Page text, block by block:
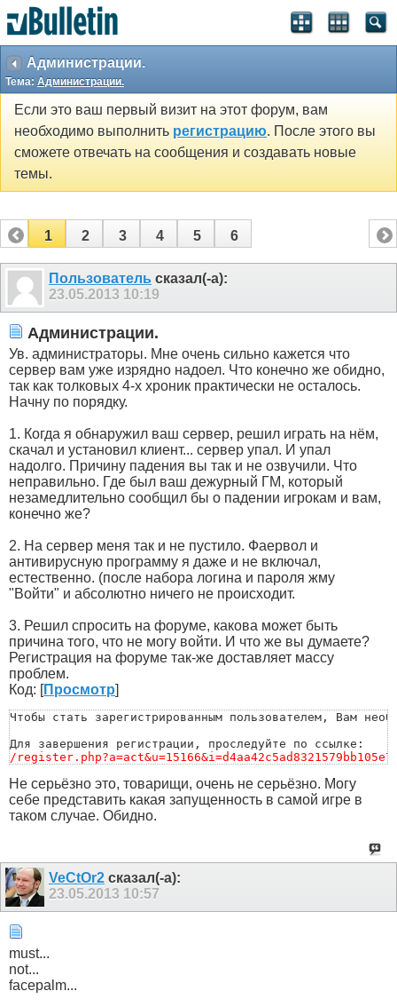
Администрации.
Тема: Администрации.
Если это ваш первый визит на этот форум, вам
необходимо выполнить регистрацию. После этого вы
сможете отвечать на сообщения и создавать новые
темы.
1 2 3 4 5 6
Пользователь сказал(-а):
23.05.2013 10:19
Администрации.
Ув. администраторы. Мне очень сильно кажется что
сервер вам уже изрядно надоел. Что конечно же обидно,
так как толковых 4-х хроник практически не осталось.
Начну по порядку.
1. Когда я обнаружил ваш сервер, решил играть на нём,
скачал и установил клиент... сервер упал. И упал
надолго. Причину падения вы так и не озвучили. Что
неправильно. Где был ваш дежурный ГМ, который
незамедлительно сообщил бы о падении игрокам и вам,
конечно же?
2. На сервер меня так и не пустило. Фаервол и
антивирусную программу я даже и не включал,
естественно. (после набора логина и пароля жму
"Войти" и абсолютно ничего не происходит.
3. Решил спросить на форуме, какова может быть
причина того, что не могу войти. И что же вы думаете?
Регистрация на форуме так-же доставляет массу
проблем.
Код: [Просмотр]
Чтобы стать зарегистрированным пользователем, Вам
/
**** Ссылка не работает? ****
/register.php?a=ver
Не серьёзно это, товарищи, очень не серьёзно. Могу
себе представить какая запущенность в самой игре в
таком случае. Обидно.
VeCtOr2 сказал(-а):
23.05.2013 10:57
must...
not...
facepalm...